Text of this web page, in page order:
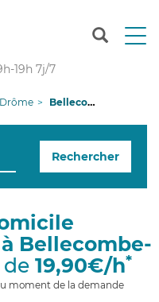
T
n
g
i
19h 7j/7
Drôme Bellecombe-Tarendol
Rechercher
à Bellecombe-
19,90€/h*
moment de la demande